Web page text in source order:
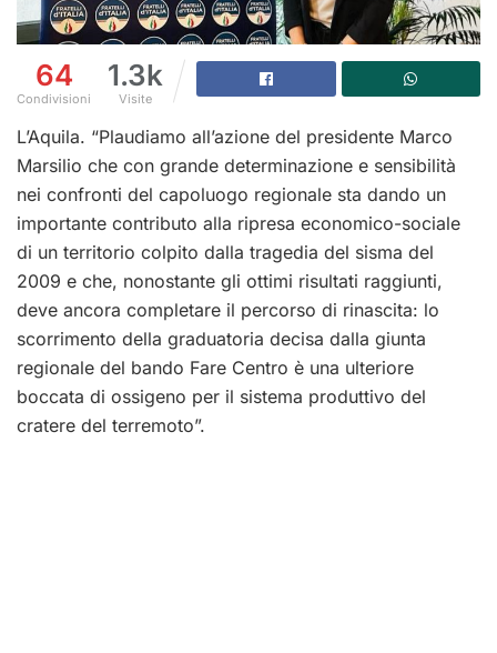
64
Condivisioni
1.3k
Visite
L’Aquila. “Plaudiamo all’azione del presidente Marco
Marsilio che con grande determinazione e sensibilità
nei confronti del capoluogo regionale sta dando un
importante contributo alla ripresa economico-sociale
di un territorio colpito dalla tragedia del sisma del
2009 e che, nonostante gli ottimi risultati raggiunti,
deve ancora completare il percorso di rinascita: lo
scorrimento della graduatoria decisa dalla giunta
regionale del bando Fare Centro è una ulteriore
boccata di ossigeno per il sistema produttivo del
cratere del terremoto”.